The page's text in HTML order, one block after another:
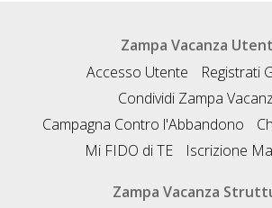
Zampa Vacanza
Accesso Utente
Registrati
Condividi Zampa
Campagna Contro l'Abbandono
Mi FIDO di TE
Iscrizione
Zampa Vacanza